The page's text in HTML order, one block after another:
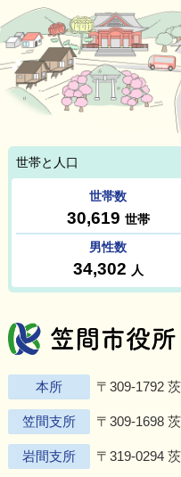
本所 〒309-1792
笠間支所 〒309-1698
岩間支所 〒319-0294